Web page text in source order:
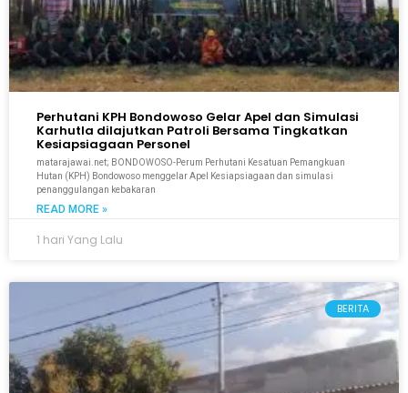
Perhutani KPH Bondowoso Gelar Apel dan Simulasi
Karhutla dilajutkan Patroli Bersama Tingkatkan
Kesiapsiagaan Personel
matarajawai.net; BONDOWOSO-Perum Perhutani Kesatuan Pemangkuan
Hutan (KPH) Bondowoso menggelar Apel Kesiapsiagaan dan simulasi
penanggulangan kebakaran
READ MORE »
1 hari Yang Lalu
BERITA